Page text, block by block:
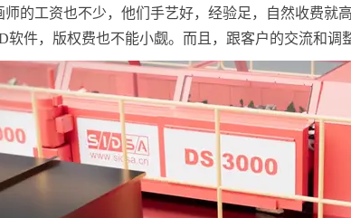
师的工资也不少，他们手艺好，经验足，自然收费就
软件，版权费也不能小觑。而且，跟客户的交流和调